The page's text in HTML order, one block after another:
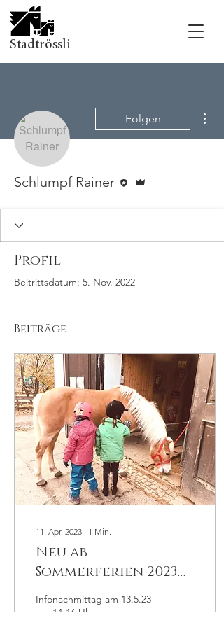
Stadtrössli
Folgen
Schlumpf Rainer
Profil
Beitrittsdatum: 5. Nov. 2022
Beiträge
11. Apr. 2023 ∙ 1 Min.
Neu ab
Sommerferien 2023
Ponyspielgruppe
Infonachmittag am 13.5.23
um 14-16 Uhr